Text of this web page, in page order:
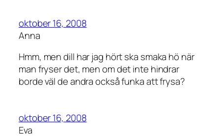
oktober 16, 2008
Anna
Hmm, men dill har jag hört ska smaka hö när
man fryser det, men om det inte hindrar
borde väl de andra också funka att frysa?
oktober 16, 2008
Eva